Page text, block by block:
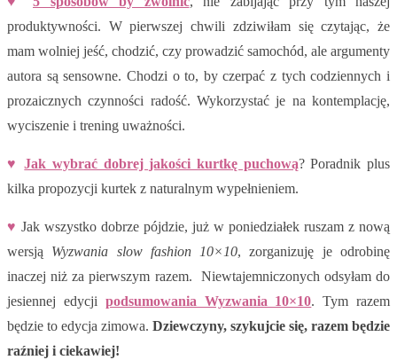
produktywności. W pierwszej chwili zdziwiłam się czytając, że
mam wolniej jeść, chodzić, czy prowadzić samochód, ale argumenty
autora są sensowne. Chodzi o to, by czerpać z tych codziennych i
prozaicznych czynności radość. Wykorzystać je na kontemplację,
wyciszenie i trening uważności.
♥ Jak wybrać dobrej jakości kurtkę puchową? Poradnik plus
kilka propozycji kurtek z naturalnym wypełnieniem.
♥ Jak wszystko dobrze pójdzie, już w poniedziałek ruszam z nową
wersją Wyzwania slow fashion 10×10, zorganizuję je odrobinę
inaczej niż za pierwszym razem. Niewtajemniczonych odsyłam do
jesiennej edycji podsumowania Wyzwania 10×10. Tym razem
będzie to edycja zimowa. Dziewczyny, szykujcie się, razem będzie
raźniej i ciekawiej!